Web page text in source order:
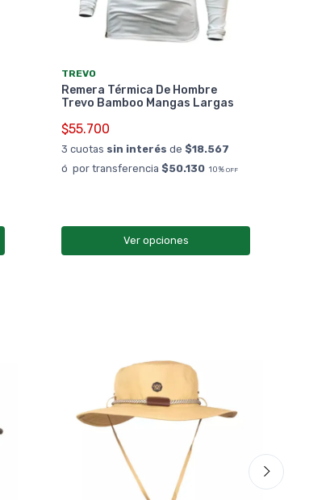
TREVO
Remera Térmica De Hombre
Trevo Bamboo Mangas Largas
$55.700
3 cuotas sin interés de $18.567
ó por transferencia $50.130 10% OFF
Ver opciones